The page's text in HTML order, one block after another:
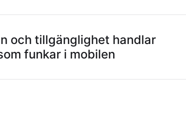
och tillgänglighet handlar
funkar i mobilen